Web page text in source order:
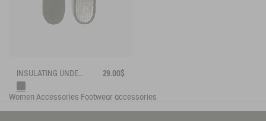
29.00$
Women Accessories Footwear accessories